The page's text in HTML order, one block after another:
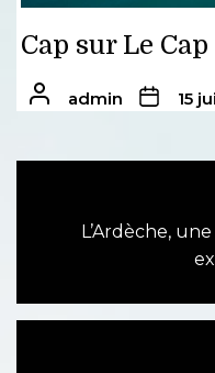
Cap sur Le Cap
admin 15
L’Ardèche,